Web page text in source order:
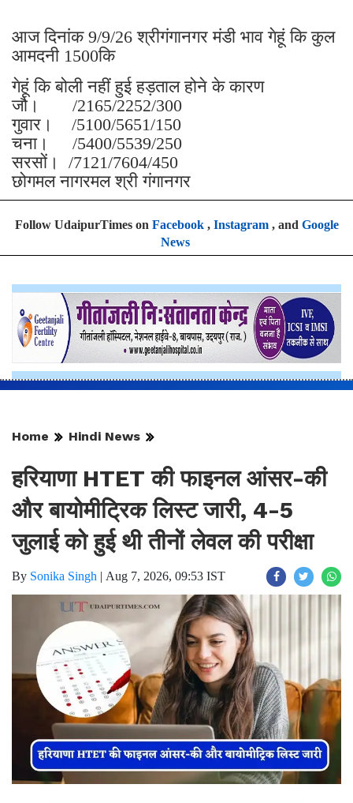
आज दिनांक 9/9/26 श्रीगंगानगर मंडी भाव गेहूं कि कुल
आमदनी 1500कि
गेहूं कि बोली नहीं हुई हड़ताल होने के कारण
जौ। /2165/2252/300
गुवार। /5100/5651/150
चना। /5400/5539/250
सरसों। /7121/7604/450
छोगमल नागरमल श्री गंगानगर
Follow UdaipurTimes on Facebook, Instagram, and Google
News
Home Hindi News
हरियाणा HTET की फाइनल आंसर-की
और बायोमीट्रिक लिस्ट जारी, 4-5
जुलाई को हुई थी तीनों लेवल की परीक्षा
By Sonika Singh Aug 7, 2026, 09:53 IST